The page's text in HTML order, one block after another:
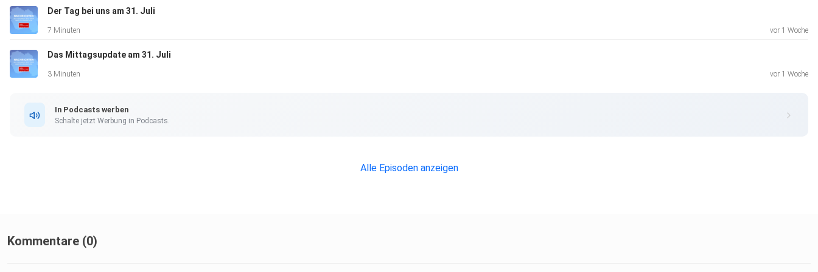
Der Tag bei uns am 31. Juli
7 Minuten vor 1 Woche
Das Mittagsupdate am 31. Juli
3 Minuten vor 1 Woche
In Podcasts werben
Schalte jetzt Werbung in Podcasts.
Alle Episoden anzeigen
Kommentare (0)